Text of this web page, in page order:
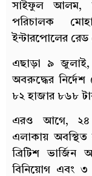
সাইফুল আলম,
পরিচালক
ইন্টারপোলের
এছাড়া ৯ জুলাই,
অবরুদ্ধের
৮২ হাজার ৮৬৮
এরও আগে, ২৪
এলাকায়
ব্রিটিশ ভার্জিন
বিনিয়োগ এবং ৩